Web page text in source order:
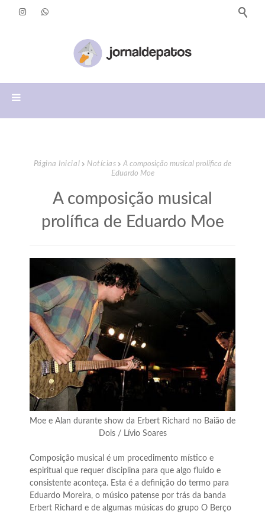
Página Inicial Notícias
A composição musical prolífica de
Eduardo Moe
A composição musical
prolífica de Eduardo Moe
Moe e Alan durante show da Erbert Richard no Baião de
Dois / Lívio Soares
Composição musical é um procedimento místico e
espiritual que requer disciplina para que algo fluido e
consistente aconteça. Esta é a definição do termo para
Eduardo Moreira, o músico patense por trás da banda
Erbert Richard e de algumas músicas do grupo O Berço